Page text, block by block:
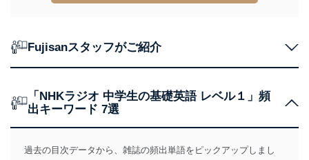
Fujisanスタッフがご紹介
「NHKラジオ 中学生の基礎英語 レベル１」頻
出キーワード 7選
過去の目次データから、雑誌の頻出単語をピックアップしまし